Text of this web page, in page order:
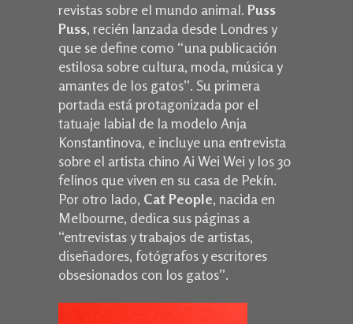
revistas sobre el mundo animal. Puss
Puss, recién lanzada desde Londres y
que se define como “una publicación
estilosa sobre cultura, moda, música y
amantes de los gatos”. Su primera
portada está protagonizada por el
tatuaje labial de la modelo Anja
Konstantinova, e incluye una entrevista
sobre el artista chino Ai Wei Wei y los 30
felinos que viven en su casa de Pekín.
Por otro lado, Cat People, nacida en
Melbourne, dedica sus páginas a
“entrevistas y trabajos de artistas,
diseñadores, fotógrafos y escritores
obsesionados con los gatos”.